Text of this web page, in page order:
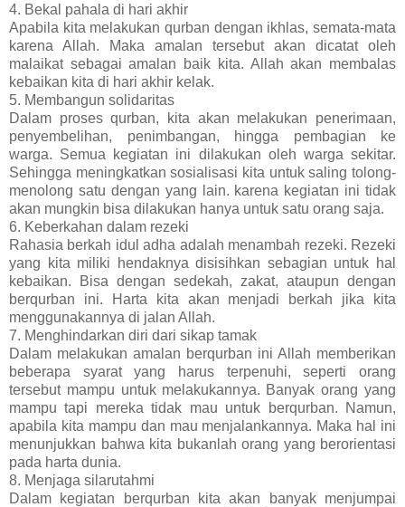
4. Bekal pahala di hari akhir
Apabila kita melakukan qurban dengan ikhlas, semata-mata
karena Allah. Maka amalan tersebut akan dicatat oleh
malaikat sebagai amalan baik kita. Allah akan membalas
kebaikan kita di hari akhir kelak.
5. Membangun solidaritas
Dalam proses qurban, kita akan melakukan penerimaan,
penyembelihan, penimbangan, hingga pembagian ke
warga. Semua kegiatan ini dilakukan oleh warga sekitar.
Sehingga meningkatkan sosialisasi kita untuk saling tolong-
menolong satu dengan yang lain. karena kegiatan ini tidak
akan mungkin bisa dilakukan hanya untuk satu orang saja.
6. Keberkahan dalam rezeki
Rahasia berkah idul adha adalah menambah rezeki. Rezeki
yang kita miliki hendaknya disisihkan sebagian untuk hal
kebaikan. Bisa dengan sedekah, zakat, ataupun dengan
berqurban ini. Harta kita akan menjadi berkah jika kita
menggunakannya di jalan Allah.
7. Menghindarkan diri dari sikap tamak
Dalam melakukan amalan berqurban ini Allah memberikan
beberapa syarat yang harus terpenuhi, seperti orang
tersebut mampu untuk melakukannya. Banyak orang yang
mampu tapi mereka tidak mau untuk berqurban. Namun,
apabila kita mampu dan mau menjalankannya. Maka hal ini
menunjukkan bahwa kita bukanlah orang yang berorientasi
pada harta dunia.
8. Menjaga silarutahmi
Dalam kegiatan berqurban kita akan banyak menjumpai